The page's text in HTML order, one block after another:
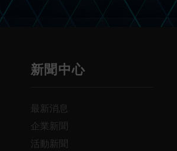
新聞中心
最新消息
企業新聞
活動新聞